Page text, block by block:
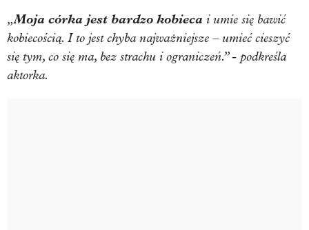
„Moja córka jest bardzo kobieca i umie się bawić
kobiecością. I to jest chyba najważniejsze – umieć cieszyć
się tym, co się ma, bez strachu i ograniczeń.” - podkreśla
aktorka.